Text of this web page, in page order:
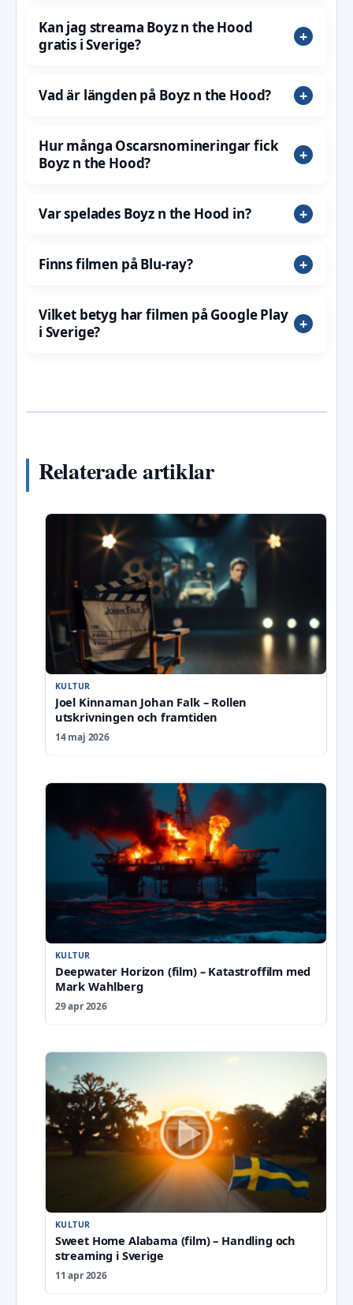
Kan jag streama Boyz n the Hood
gratis i Sverige?
Vad är längden på Boyz n the Hood?
Hur många Oscarsnomineringar fick
Boyz n the Hood?
Var spelades Boyz n the Hood in?
Finns filmen på Blu-ray?
Vilket betyg har filmen på Google Play
i Sverige?
Relaterade artiklar
KULTUR
Joel Kinnaman Johan Falk – Rollen
utskrivningen och framtiden
14 maj 2026
KULTUR
Deepwater Horizon (film) – Katastroffilm med
Mark Wahlberg
29 apr 2026
KULTUR
Sweet Home Alabama (film) – Handling och
streaming i Sverige
11 apr 2026